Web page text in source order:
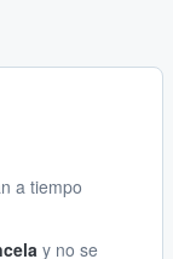
a tiempo
y no se